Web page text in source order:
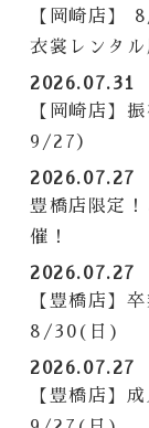
【岡崎店】
衣裳レンタ
2026.07.31
【岡崎店】
9/27）
2026.07.27
豊橋店限定
催！
2026.07.27
【豊橋店】
8/30(日)
2026.07.27
【豊橋店】